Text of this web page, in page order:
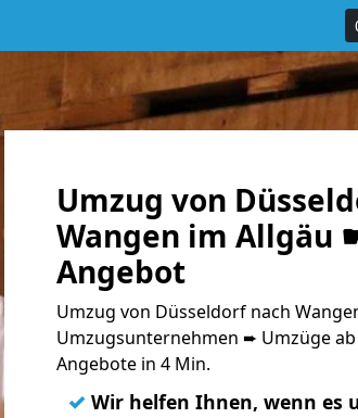
Umzug von
Wangen im Allgäu
Angebot
Umzug von Düsseldorf nach
Umzugsunternehmen ➨ Umzüge ab
Angebote in 4 Min.
✓ Wir helfen Ihnen, wenn es